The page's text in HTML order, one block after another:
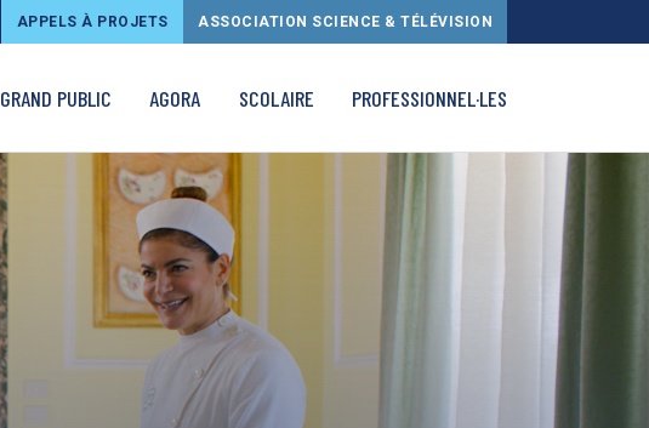
APPELS À PROJETS ASSOCIATION SCIENCE & TÉLÉVISION
GRAND PUBLIC AGORA SCOLAIRE PROFESSIONNEL·LES